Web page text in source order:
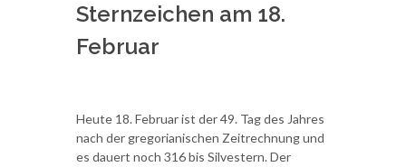
Sternzeichen am 18.
Februar
Heute 18. Februar ist der 49. Tag des Jahres
nach der gregorianischen Zeitrechnung und
es dauert noch 316 bis Silvestern. Der